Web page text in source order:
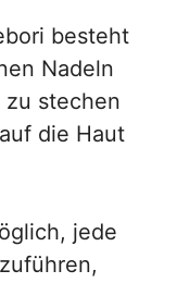
besteht
Nadeln
zu stechen
die Haut
jede